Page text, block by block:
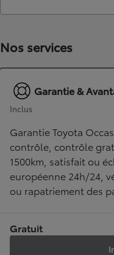
Nos services
Garantie &
Inclus
Garantie Toyota
contrôle, contrôle
1500km, satisfait ou
européenne 24h/24,
ou rapatriement des
Gratuit